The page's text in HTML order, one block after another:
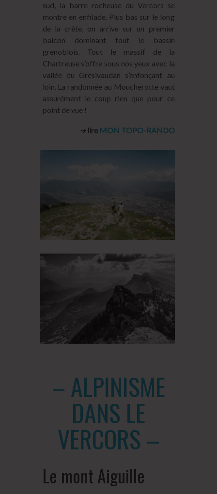
sud, la barre rocheuse du Vercors se
montre en enfilade. Plus bas sur le long
de la crête, on arrive sur un premier
balcon dominant tout le bassin
grenoblois. Tout le massif de la
Chartreuse s’offre sous nos yeux avec la
vallée du Grésivaudan s’enfonçant au
loin. La randonnée au Moucherotte vaut
assurément le coup rien que pour ce
point de vue !
➜ lire MON TOPO-RANDO
– ALPINISME
DANS LE
VERCORS –
Le mont Aiguille